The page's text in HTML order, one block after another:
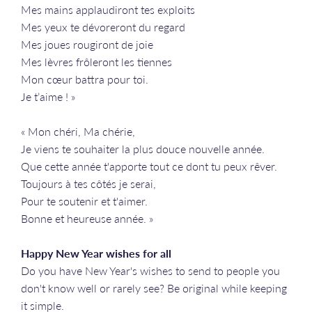
Mes mains applaudiront tes exploits
Mes yeux te dévoreront du regard
Mes joues rougiront de joie
Mes lèvres frôleront les tiennes
Mon cœur battra pour toi.
Je t’aime ! »
« Mon chéri, Ma chérie,
Je viens te souhaiter la plus douce nouvelle année.
Que cette année t'apporte tout ce dont tu peux rêver.
Toujours à tes côtés je serai,
Pour te soutenir et t'aimer.
Bonne et heureuse année. »
Happy New Year wishes for all
Do you have New Year's wishes to send to people you
don't know well or rarely see? Be original while keeping
it simple.